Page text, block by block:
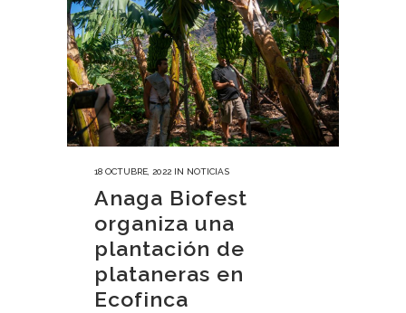
18 OCTUBRE, 2022 IN NOTICIAS
Anaga Biofest
organiza una
plantación de
plataneras en
Ecofinca